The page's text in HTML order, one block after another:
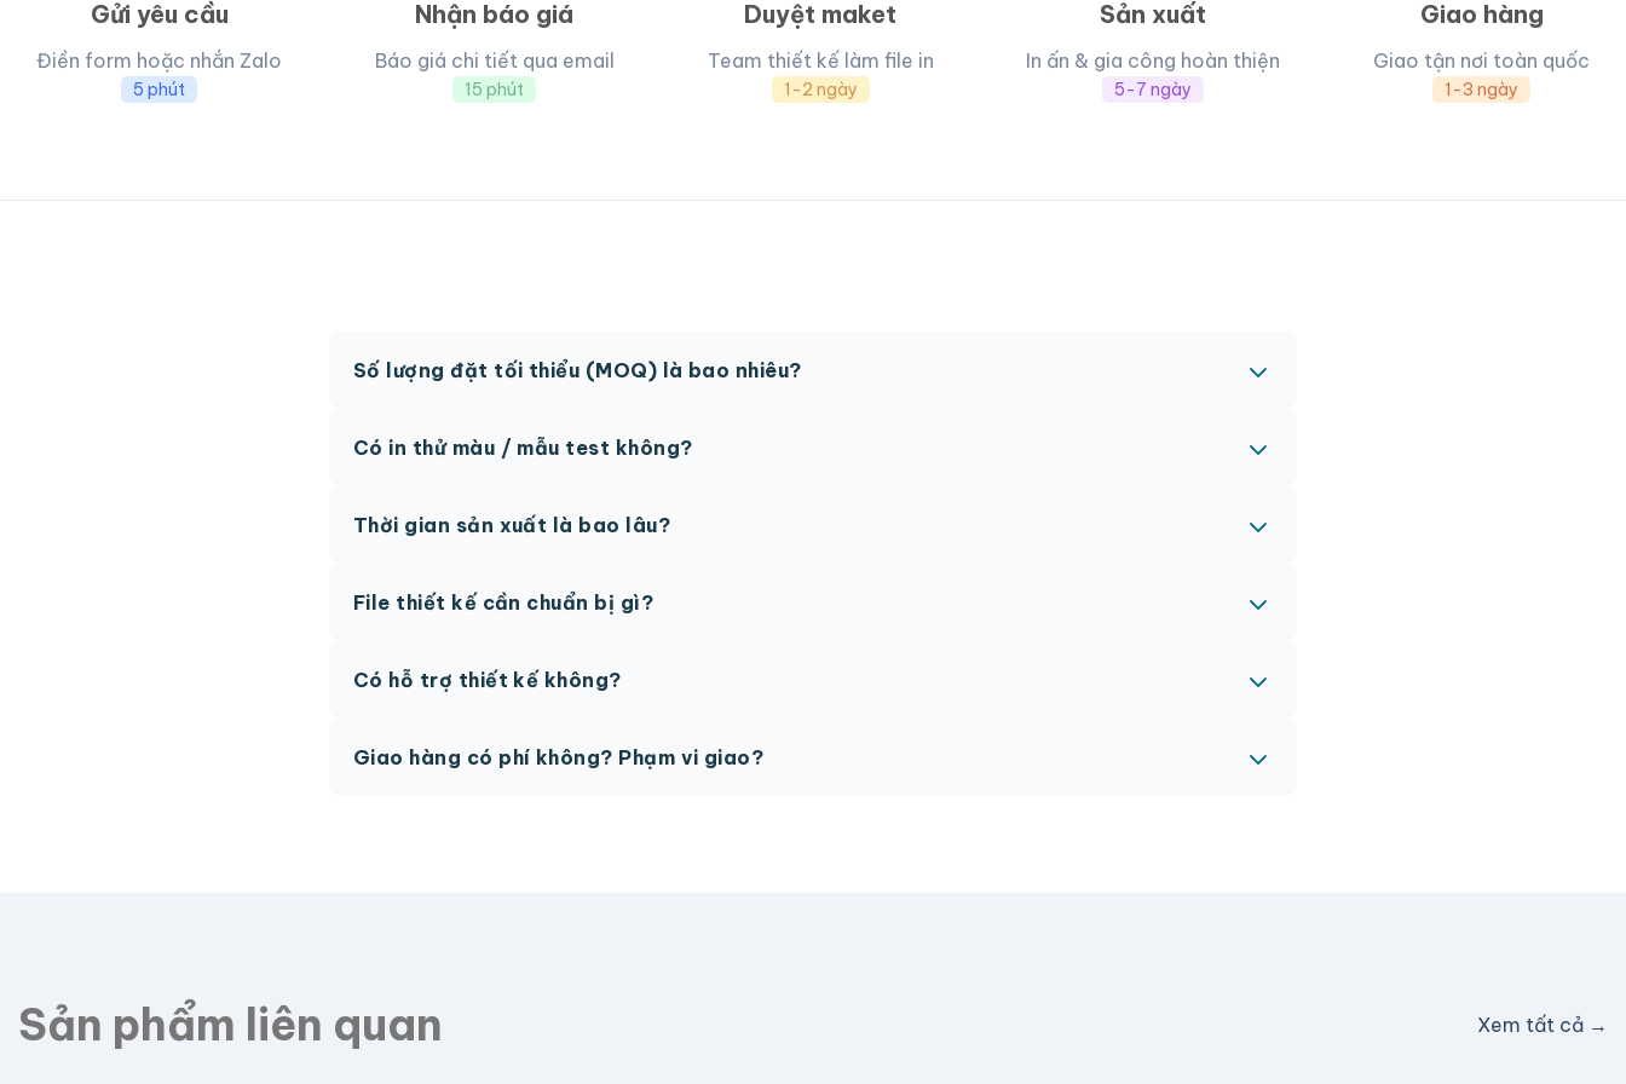
Gửi yêu cầu
Điền form hoặc nhắn Zalo
5 phút
Nhận báo giá
Báo giá chi tiết qua email
15 phút
Duyệt maket
Team thiết kế làm file in
1-2 ngày
Sản xuất
In ấn & gia công hoàn thiện
5-7 ngày
Giao hàng
Giao tận nơi toàn quốc
1-3 ngày
Số lượng đặt tối thiểu (MOQ) là bao nhiêu?
Có in thử màu / mẫu test không?
thức.
Thời gian sản xuất là bao lâu?
hệ để được tư vấn.
File thiết kế cần chuẩn bị gì?
phí.
Có hỗ trợ thiết kế không?
Giao hàng có phí không? Phạm vi giao?
Sản phẩm liên quan Xem tất cả →